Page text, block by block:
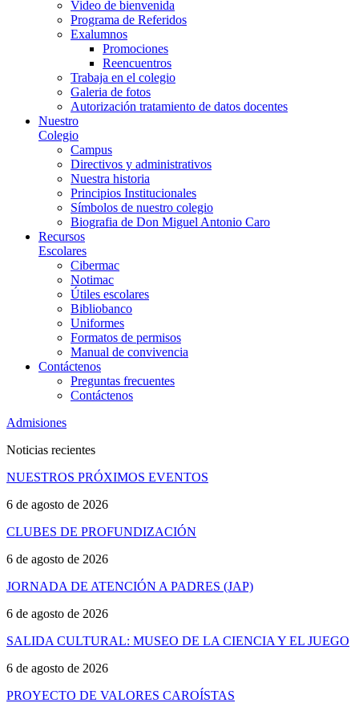
Video de bienvenida
Programa de Referidos
Exalumnos
Promociones
Reencuentros
Trabaja en el colegio
Galeria de fotos
Autorización tratamiento de datos docentes
Nuestro
Colegio
Campus
Directivos y administrativos
Nuestra historia
Principios Institucionales
Símbolos de nuestro colegio
Biografia de Don Miguel Antonio Caro
Recursos
Escolares
Cibermac
Notimac
Útiles escolares
Bibliobanco
Uniformes
Formatos de permisos
Manual de convivencia
Contáctenos
Preguntas frecuentes
Contáctenos
Admisiones
Noticias recientes
NUESTROS PRÓXIMOS EVENTOS
6 de agosto de 2026
CLUBES DE PROFUNDIZACIÓN
6 de agosto de 2026
JORNADA DE ATENCIÓN A PADRES (JAP)
6 de agosto de 2026
SALIDA CULTURAL: MUSEO DE LA CIENCIA Y EL JUEGO
6 de agosto de 2026
PROYECTO DE VALORES CAROÍSTAS